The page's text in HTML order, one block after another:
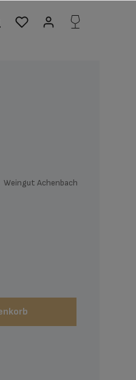
Weingut Achenbach
Wert ein